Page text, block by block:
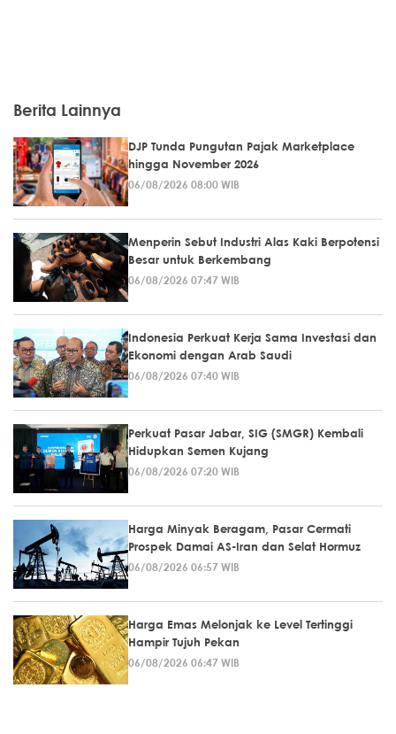
Berita Lainnya
DJP Tunda Pungutan Pajak Marketplace
hingga November 2026
06/08/2026 08:00 WIB
Menperin Sebut Industri Alas Kaki Berpotensi
Besar untuk Berkembang
06/08/2026 07:47 WIB
Indonesia Perkuat Kerja Sama Investasi dan
Ekonomi dengan Arab Saudi
06/08/2026 07:40 WIB
Perkuat Pasar Jabar, SIG (SMGR) Kembali
Hidupkan Semen Kujang
06/08/2026 07:20 WIB
Harga Minyak Beragam, Pasar Cermati
Prospek Damai AS-Iran dan Selat Hormuz
06/08/2026 06:57 WIB
Harga Emas Melonjak ke Level Tertinggi
Hampir Tujuh Pekan
06/08/2026 06:47 WIB